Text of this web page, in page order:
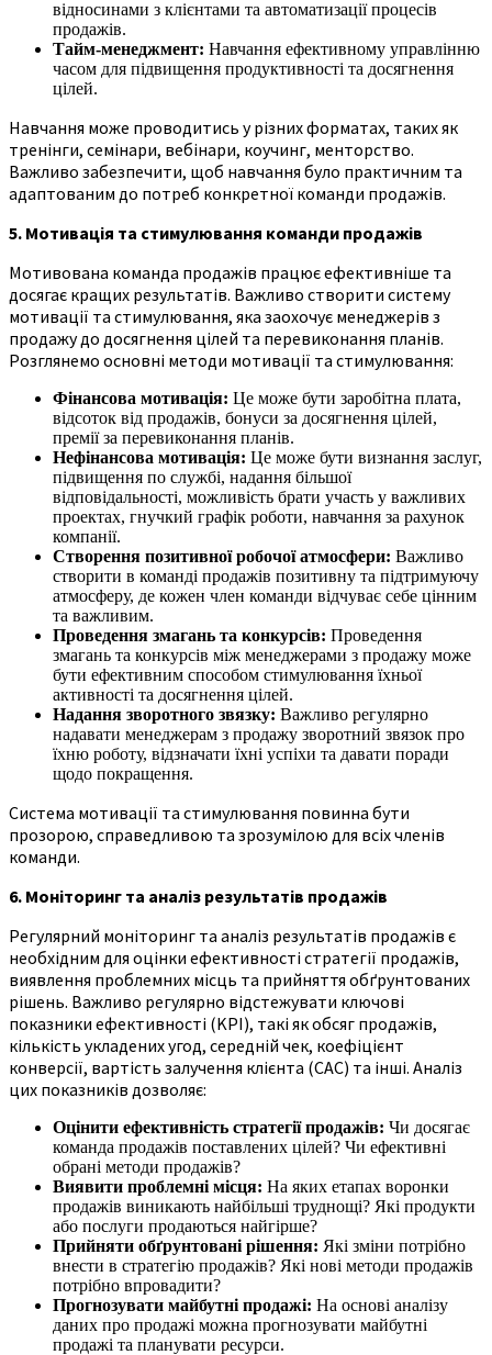
відносинами з клієнтами та автоматизації процесів
продажів.
Тайм-менеджмент: Навчання ефективному управлінню
часом для підвищення продуктивності та досягнення
цілей.
Навчання може проводитись у різних форматах, таких як
тренінги, семінари, вебінари, коучинг, менторство.
Важливо забезпечити, щоб навчання було практичним та
адаптованим до потреб конкретної команди продажів.
5. Мотивація та стимулювання команди продажів
Мотивована команда продажів працює ефективніше та
досягає кращих результатів. Важливо створити систему
мотивації та стимулювання, яка заохочує менеджерів з
продажу до досягнення цілей та перевиконання планів.
Розглянемо основні методи мотивації та стимулювання:
Фінансова мотивація: Це може бути заробітна плата,
відсоток від продажів, бонуси за досягнення цілей,
премії за перевиконання планів.
Нефінансова мотивація: Це може бути визнання заслуг,
підвищення по службі, надання більшої
відповідальності, можливість брати участь у важливих
проектах, гнучкий графік роботи, навчання за рахунок
компанії.
Створення позитивної робочої атмосфери: Важливо
створити в команді продажів позитивну та підтримуючу
атмосферу, де кожен член команди відчуває себе цінним
та важливим.
Проведення змагань та конкурсів: Проведення
змагань та конкурсів між менеджерами з продажу може
бути ефективним способом стимулювання їхньої
активності та досягнення цілей.
Надання зворотного звязку: Важливо регулярно
надавати менеджерам з продажу зворотний звязок про
їхню роботу, відзначати їхні успіхи та давати поради
щодо покращення.
Система мотивації та стимулювання повинна бути
прозорою, справедливою та зрозумілою для всіх членів
команди.
6. Моніторинг та аналіз результатів продажів
Регулярний моніторинг та аналіз результатів продажів є
необхідним для оцінки ефективності стратегії продажів,
виявлення проблемних місць та прийняття обґрунтованих
рішень. Важливо регулярно відстежувати ключові
показники ефективності (KPI), такі як обсяг продажів,
кількість укладених угод, середній чек, коефіцієнт
конверсії, вартість залучення клієнта (CAC) та інші. Аналіз
цих показників дозволяє:
Оцінити ефективність стратегії продажів: Чи досягає
команда продажів поставлених цілей? Чи ефективні
обрані методи продажів?
Виявити проблемні місця: На яких етапах воронки
продажів виникають найбільші труднощі? Які продукти
або послуги продаються найгірше?
Прийняти обґрунтовані рішення: Які зміни потрібно
внести в стратегію продажів? Які нові методи продажів
потрібно впровадити?
Прогнозувати майбутні продажі: На основі аналізу
даних про продажі можна прогнозувати майбутні
продажі та планувати ресурси.